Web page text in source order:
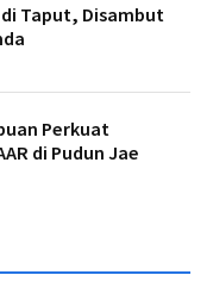
Taput, Disambut
Perkuat
di Pudun Jae